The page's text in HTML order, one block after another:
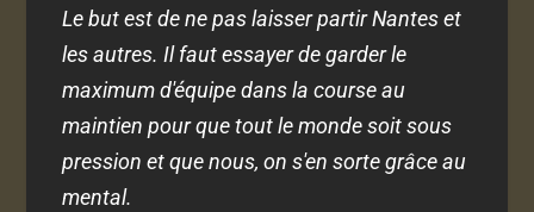
Le but est de ne pas laisser partir Nantes et
les autres. Il faut essayer de garder le
maximum d'équipe dans la course au
maintien pour que tout le monde soit sous
pression et que nous, on s'en sorte grâce au
mental.